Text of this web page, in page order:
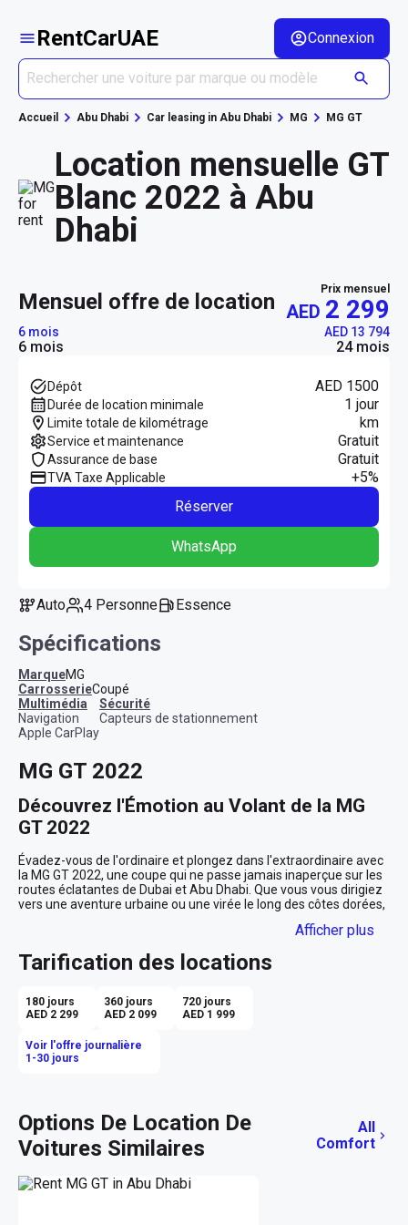
RentCarUAE Connexion
Accueil Abu Dhabi Car leasing in Abu Dhabi MG MG GT
Location mensuelle GT
Blanc 2022 à Abu
Dhabi
mensuel offre de location Prix mensuel
AED 2 299
6 mois AED 13 794
6 mois 24 mois
Dépôt AED 1500
Durée de location minimale 1 jour
Limite totale de kilométrage km
Service et maintenance Gratuit
Assurance de base Gratuit
TVA Taxe Applicable
+5%
Réserver
WhatsApp
Auto 4 Personne Essence
Spécifications
MarqueMG
CarrosserieCoupé
multimédia
Navigation
Apple CarPlay
sécurité
Capteurs de stationnement
MG GT 2022
Découvrez l'Émotion au Volant de la MG
GT 2022
Évadez-vous de l'ordinaire et plongez dans l'extraordinaire avec
la MG GT 2022, une coupe qui ne passe jamais inaperçue sur les
routes éclatantes de Dubai et Abu Dhabi. Que vous vous dirigiez
vers une aventure urbaine ou une virée le long des côtes dorées,
Un Design Épuré et Élégant
Avec sa carrosserie blanche étincelante, la MG GT 2022 attire
tous les regards. Sa silhouette racée et ses lignes dynamiques
cherchent à allier élégance et sportivité. Imaginez-vous au
volant, vos mains caressant le cuir noir raffiné de l'intérieur,
Technologie au Service de la Conduite
La MG GT 2022 est équipée des technologies les plus récentes
Grâce au système de navigation intégré, laissez-vous guider à
travers les ruelles animées ou les longues étendues désertiques,
Afficher plus
Tarification des locations
180 jours
AED 2 299
360 jours
AED 2 099
720 jours
AED 1 999
Voir l'offre journalière
1-30 jours
Options De Location De
Voitures Similaires
All
Comfort